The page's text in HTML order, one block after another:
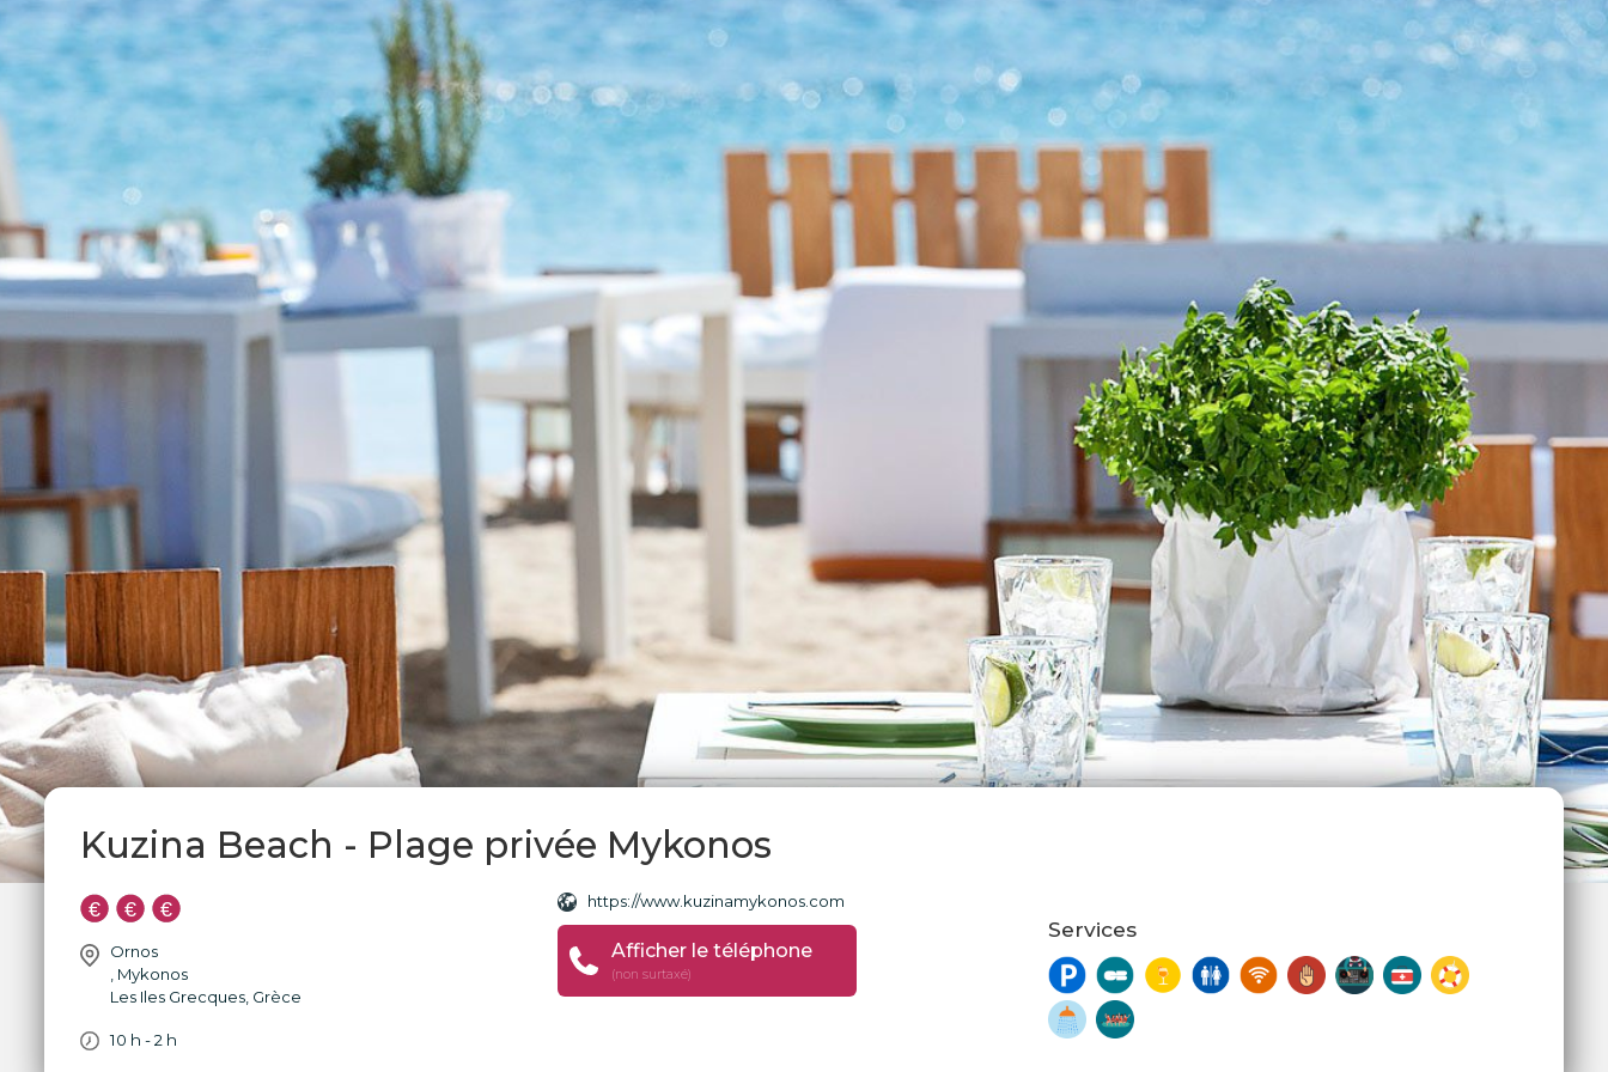
Kuzina Beach - Plage privée Mykonos
Ornos
Mykonos
Les Iles Grecques Grèce
10 h - 2 h
https://www.kuzinamykonos.com
Afficher le téléphone
(non surtaxé)
Services